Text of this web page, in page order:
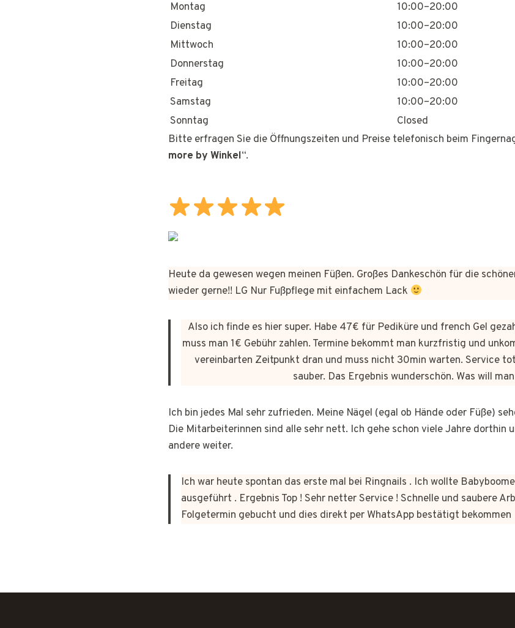
Montag
10:00–20:00
Dienstag
10:00–20:00
Mittwoch
10:00–20:00
Donnerstag
10:00–20:00
Freitag
10:00–20:00
Samstag
10:00–20:00
Sonntag
Closed
Bitte erfragen Sie die Öffnungszeiten und Preise telefonisch beim
more by Winkel“.
Heute da gewesen wegen meinen Füßen. Großes Dankeschön für die
wieder gerne!! LG Nur Fußpflege mit einfachem Lack
Also ich finde es hier super. Habe 47€ für Pediküre und french Gel
muss man 1€ Gebühr zahlen. Termine bekommt man kurzfristig und
vereinbarten Zeitpunkt dran und muss nicht 30min warten. Service
sauber. Das Ergebnis wunderschön. Was will
Ich bin jedes Mal sehr zufrieden. Meine Nägel (egal ob Hände oder Füße)
Die Mitarbeiterinnen sind alle sehr nett. Ich gehe schon viele Jahre dorthin
andere weiter.
Ich war heute spontan das erste mal bei Ringnails . Ich wollte
ausgeführt . Ergebnis Top ! Sehr netter Service ! Schnelle und saubere
Folgetermin gebucht und dies direkt per WhatsApp bestätigt bekommen